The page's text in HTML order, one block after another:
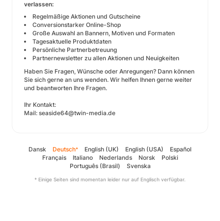
verlassen:
Regelmäßige Aktionen und Gutscheine
Conversionstarker Online-Shop
Große Auswahl an Bannern, Motiven und Formaten
Tagesaktuelle Produktdaten
Persönliche Partnerbetreuung
Partnernewsletter zu allen Aktionen und Neuigkeiten
Haben Sie Fragen, Wünsche oder Anregungen? Dann können
Sie sich gerne an uns wenden. Wir helfen Ihnen gerne weiter
und beantworten Ihre Fragen.
Ihr Kontakt:
Mail: seaside64@twin-media.de
Dansk Deutsch* English (UK) English (USA)
Español
Français
Italiano Nederlands Norsk
Polski
Português (Brasil)
Svenska
* Einige Seiten sind momentan leider nur auf Englisch verfügbar.